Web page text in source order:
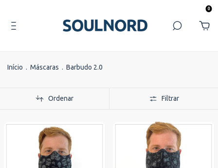
0
Início . Máscaras . Barbudo 2.0
Ordenar Filtrar